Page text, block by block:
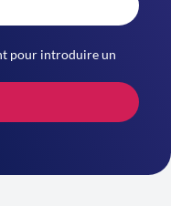
pour introduire un